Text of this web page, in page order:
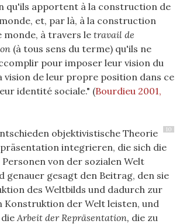
qu'ils apportent à la construction de
et, par là, à la construction
monde, à travers letravail de
(à tous sens du terme) qu'ils ne
pour imposer leur vision du
vision de leur propre position dans ce
identité sociale." (Bourdieu 2001,
10
objektivistische Theorie
integrieren, die sich die
von der sozialen Welt
genauer gesagt den Beitrag, den sie
des Weltbilds und dadurch zur
Konstruktion der Welt leisten, und
dieArbeit der Repräsentation, die zu